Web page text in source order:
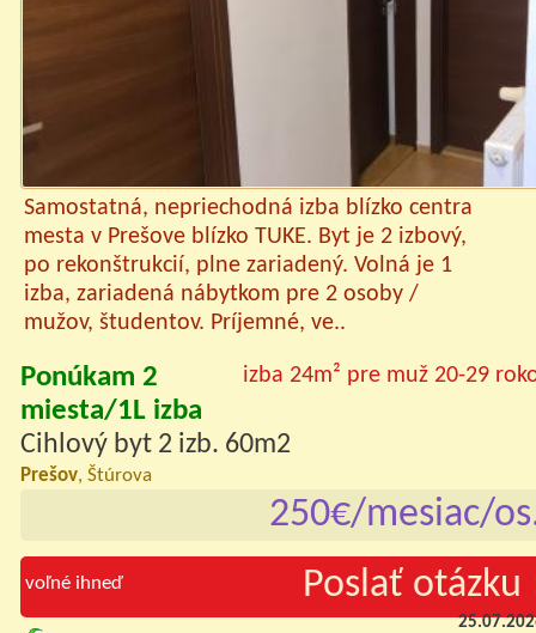
Samostatná, nepriechodná izba blízko centra
mesta v Prešove blízko TUKE. Byt je 2 izbový,
po rekonštrukcií, plne zariadený. Volná je 1
izba, zariadená nábytkom pre 2 osoby /
mužov, študentov. Príjemné, ve..
izba 24m² pre muž 20-29
Ponúkam 2
miesta/1L izba
Cihlový byt 2 izb. 60m2
Prešov, Štúrova
250€/mesiac/
voľné ihneď Poslať otázku